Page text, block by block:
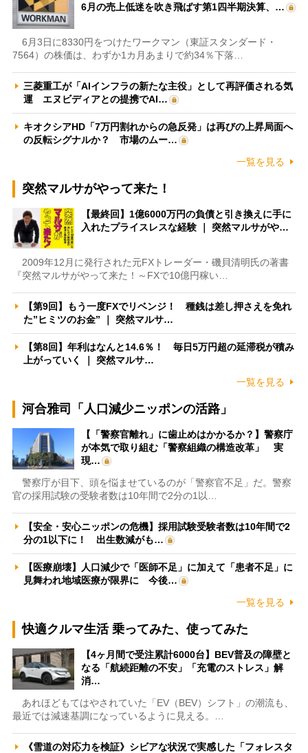
6月の売上低迷を吹き飛ばす第1四半期決算、…
6月3日に8330円をつけたワークマン（東証スタンダード・
7564）の株価は、わずか1カ月あまりで約34％下落…
三菱重工が「AIインフラの新たな主役」として再評価される気
運 エヌビディアとの提携でAI…
キオクシアHD「7万円割れからの急反発」は再びの上昇局面へ
の反転シグナルか？ 市場のムー…
一覧を見る
突然マルサがやって来た！
【最終回】1億6000万円の負債と引き換えに手に
入れたプライスレスな経験 ｜ 突然マルサがや…
2009年12月に発行された元FXトレーダー・磯貝清明氏の著書
『突然マルサがやって来た！～FXで10億円稼い…
【第9回】もう一度FXでリベンジ！ 種銭は差し押さえを免れ
た”ヒミツのお金” ｜ 突然マルサ…
【第8回】年利はなんと14.6％！ 毎日5万円超の延滞税が積み
上がっていく ｜ 突然マルサ…
一覧を見る
河合雅司「人口減少ニッポンの活路」
【「警察官離れ」に歯止めはかかるか？】警察庁
が本気で取り組む「警察組織の構造改革」 実
現…
警察庁が目下、頭を悩ませているのが「警察官不足」だ。警察
官の採用試験の受験者数は10年間で2分の1以…
【安全・安心ニッポンの危機】採用試験受験者数は10年間で2
分の1以下に！ 出生数減がも…
【医療崩壊】人口減少で「医師不足」に加えて「患者不足」に
見舞われ地域医療が限界に 今後…
一覧を見る
快適クルマ生活 乗ってみた、使ってみた
【4ヶ月間で受注累計6000台】BEV普及の障壁と
なる「航続距離の不安」「充電のストレス」解
消…
あれほどもてはやされていた「EV（BEV）シフト」の潮流も、
最近では減速基調になっているように見える。…
《雪道の対応力を検証》シビアな状況で実感した「フォレスタ